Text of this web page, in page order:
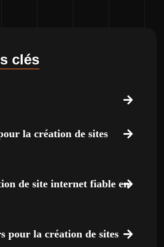
clés
la création de sites
de site internet fiable en
pour la création de sites